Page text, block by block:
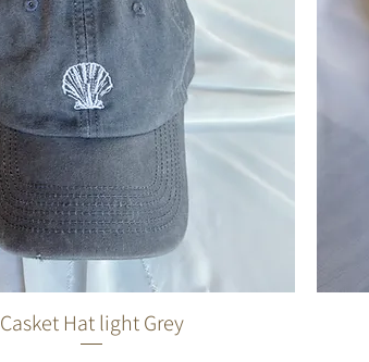
תצוגה מהירה
Casket Hat light Grey